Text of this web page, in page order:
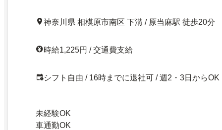
神奈川県 相模原市南区 下溝 / 原当麻駅 徒歩20分
時給1,225円 / 交通費支給
シフト自由 / 16時までに退社可 / 週2・3日からOK
未経験OK
車通勤OK